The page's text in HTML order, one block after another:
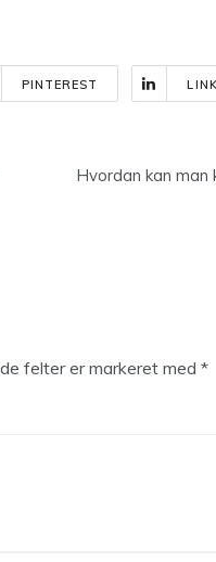
PINTEREST
Hvordan kan
felter er markeret med *